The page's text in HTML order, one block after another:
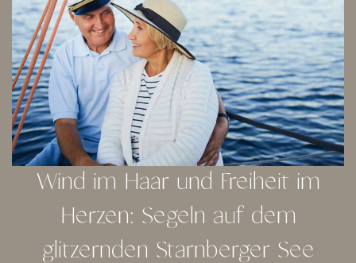
Wind im Haar und Freiheit im
Herzen: Segeln auf dem
glitzernden Starnberger See